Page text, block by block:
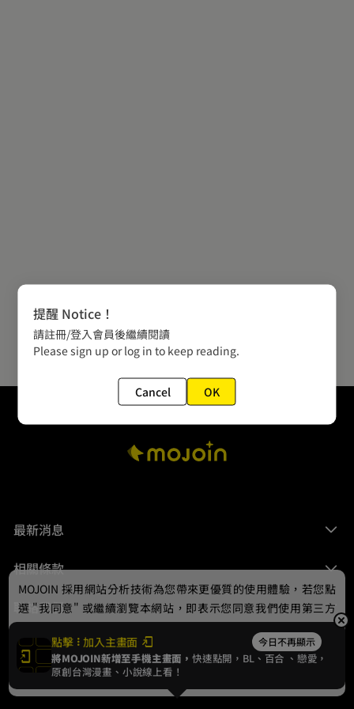
最新消息
相關條款
聯絡我們
© 2024 gamania Digital Entertainment Co., Ltd.
點擊 加入主畫面 今日不再顯示
將MOJOIN新增至手機主畫面，快速點開，BL、 百合 、戀愛，
原創台灣漫畫、小說線上看！
MOJOIN 採用網站分析技術為您帶來更優質的使用體驗，若您點
選 "我同意" 或繼續瀏覽本網站，即表示您同意我們使用第三方
Cookie，欲瞭解更多資訊請見隱私權政策。
我同意
提醒 Notice！
請註冊/登入會員後繼續閱讀
Please sign up or log in to keep reading.
Cancel OK